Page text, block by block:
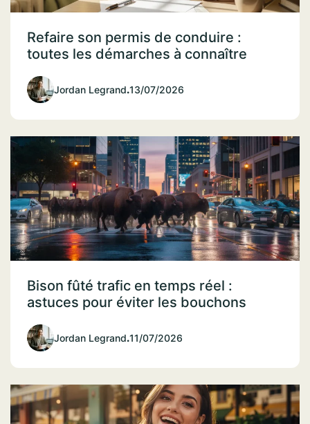
Refaire son permis de conduire :
toutes les démarches à connaître
Jordan Legrand.13/07/2026
Bison fûté trafic en temps réel :
astuces pour éviter les bouchons
Jordan Legrand.11/07/2026